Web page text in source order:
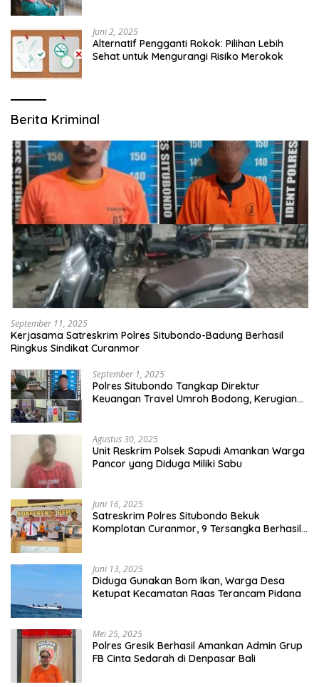
Juni 2, 2025
Alternatif Pengganti Rokok: Pilihan Lebih
Sehat untuk Mengurangi Risiko Merokok
Berita Kriminal
September 11, 2025
Kerjasama Satreskrim Polres Situbondo-Badung Berhasil
Ringkus Sindikat Curanmor
September 1, 2025
Polres Situbondo Tangkap Direktur
Keuangan Travel Umroh Bodong, Kerugian
Agustus 30, 2025
Unit Reskrim Polsek Sapudi Amankan Warga
Pancor yang Diduga Miliki Sabu
Juni 16, 2025
Satreskrim Polres Situbondo Bekuk
Komplotan Curanmor, 9 Tersangka Berhasil
Juni 13, 2025
Diduga Gunakan Bom Ikan, Warga Desa
Ketupat Kecamatan Raas Terancam Pidana
Mei 25, 2025
Polres Gresik Berhasil Amankan Admin Grup
FB Cinta Sedarah di Denpasar Bali